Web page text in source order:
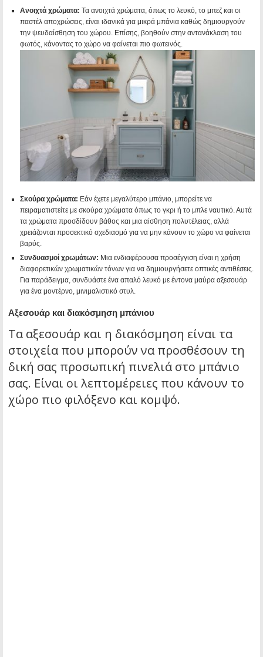
Ανοιχτά χρώματα: Τα ανοιχτά χρώματα, όπως το λευκό, το μπεζ και οι
παστέλ αποχρώσεις, είναι ιδανικά για μικρά μπάνια καθώς δημιουργούν
την ψευδαίσθηση του χώρου. Επίσης, βοηθούν στην αντανάκλαση του
φωτός, κάνοντας το χώρο να φαίνεται πιο φωτεινός.
Σκούρα χρώματα: Εάν έχετε μεγαλύτερο μπάνιο, μπορείτε να
πειραματιστείτε με σκούρα χρώματα όπως το γκρι ή το μπλε ναυτικό. Αυτά
τα χρώματα προσδίδουν βάθος και μια αίσθηση πολυτέλειας, αλλά
χρειάζονται προσεκτικό σχεδιασμό για να μην κάνουν το χώρο να φαίνεται
βαρύς.
Συνδυασμοί χρωμάτων: Μια ενδιαφέρουσα προσέγγιση είναι η χρήση
διαφορετικών χρωματικών τόνων για να δημιουργήσετε οπτικές αντιθέσεις.
Για παράδειγμα, συνδυάστε ένα απαλό λευκό με έντονα μαύρα αξεσουάρ
για ένα μοντέρνο, μινιμαλιστικό στυλ.
Αξεσουάρ και διακόσμηση μπάνιου
Τα αξεσουάρ και η διακόσμηση είναι τα
στοιχεία που μπορούν να προσθέσουν τη
δική σας προσωπική πινελιά στο μπάνιο
σας. Είναι οι λεπτομέρειες που κάνουν το
χώρο πιο φιλόξενο και κομψό.